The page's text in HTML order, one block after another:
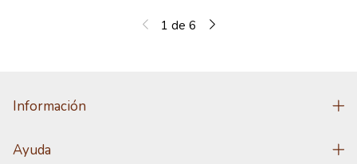
1 de 6
Información
Ayuda